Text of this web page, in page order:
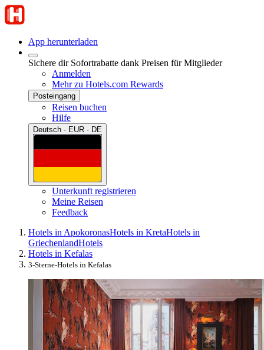
App herunterladen
Sichere dir Sofortrabatte dank Preisen für Mitglieder
Anmelden
Mehr zu Hotels.com Rewards
Posteingang
Reisen buchen
Hilfe
Deutsch · EUR · DE
Unterkunft registrieren
Meine Reisen
Feedback
Hotels in ApokoronasHotels in KretaHotels in
GriechenlandHotels
Hotels in Kefalas
3-Sterne-Hotels in Kefalas